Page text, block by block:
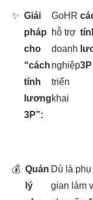
✨ Giải
pháp
cho
“cách
tính
lương
3P”:
GoHR
hỗ trợ
doanh
nghiệp
triển
khai
3P
💰 Quản
lý
Dù là
gian làm